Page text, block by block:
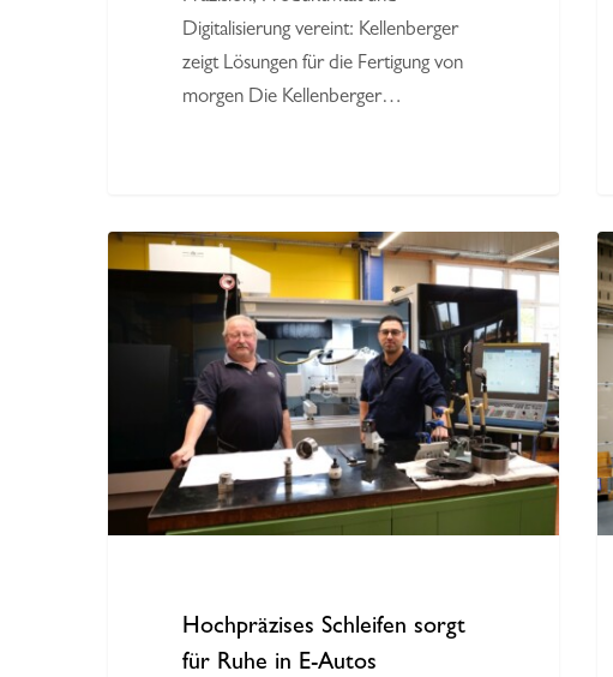
Drücken Sie die Eingabetaste, um zu suchen oder ESC, um zu
Digitalisierung vereint: Kellenberger
zeigt Lösungen für die Fertigung von
morgen Die Kellenberger…
Hochpräzises
Autos
Hochpräzises Schleifen sorgt
für Ruhe in E-Autos